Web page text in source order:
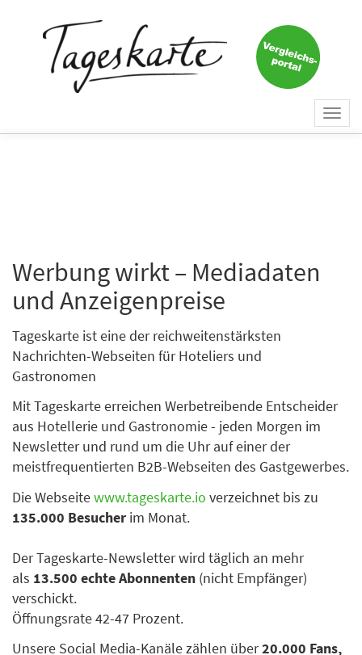
Werbung wirkt – Mediadaten
und Anzeigenpreise
Tageskarte ist eine der reichweitenstärksten
Nachrichten-Webseiten für Hoteliers und
Gastronomen
Mit Tageskarte erreichen Werbetreibende Entscheider
aus Hotellerie und Gastronomie - jeden Morgen im
Newsletter und rund um die Uhr auf einer der
meistfrequentierten B2B-Webseiten des Gastgewerbes.
Die Webseitewww.tageskarte.io verzeichnet bis zu
135.000 Besucher im Monat.
Der Tageskarte-Newsletter wird täglich an mehr
als 13.500 echte Abonnenten (nicht Empfänger)
verschickt.
Öffnungsrate 42-47 Prozent.
Unsere Social Media-Kanäle zählen über20.000 Fans,